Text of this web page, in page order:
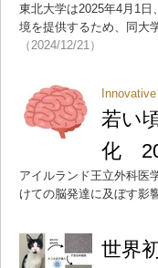
東北大学は2025年4月1
境を提供するため、同大
（2024/12/21）
Innovative
若い
化
アイルランド王立外科医
けての脳発達に及ぼす影
世界